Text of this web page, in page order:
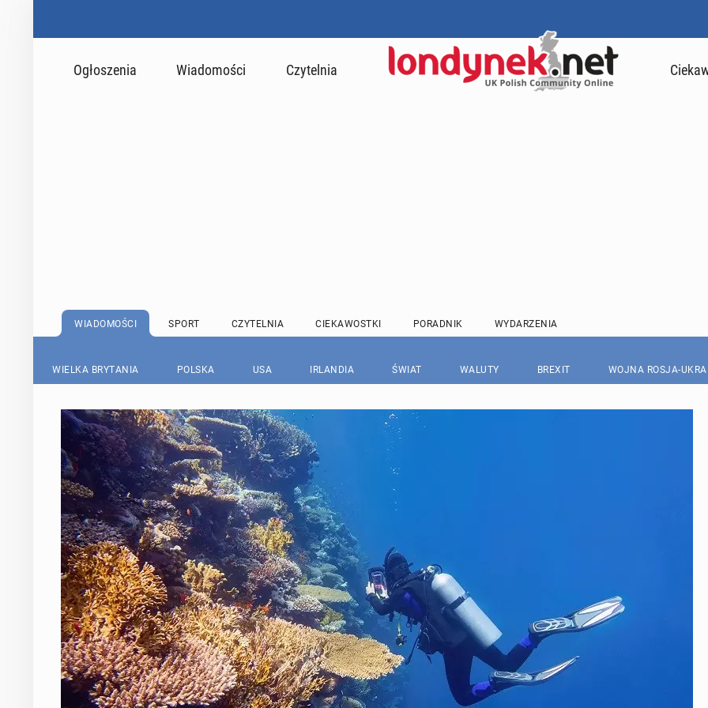
Ogłoszenia Wiadomości Czytelnia
WIADOMOŚCI SPORT CZYTELNIA CIEKAWOSTKI PORADNIK WYDARZENIA
WIELKA BRYTANIA POLSKA USA IRLANDIA ŚWIAT WALUTY BREXIT WOJNA ROSJA-